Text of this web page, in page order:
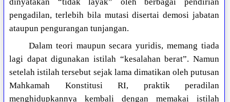
pengadilan, terlebih bila mutasi disertai demosi jabatan
ataupun pengurangan tunjangan.
Dalam teori maupun secara yuridis, memang tiada
lagi dapat digunakan istilah “kesalahan berat”. Namun
setelah istilah tersebut sejak lama dimatikan oleh putusan
Mahkamah Konstitusi RI, praktik peradilan
menghidupkannya kembali dengan memakai istilah